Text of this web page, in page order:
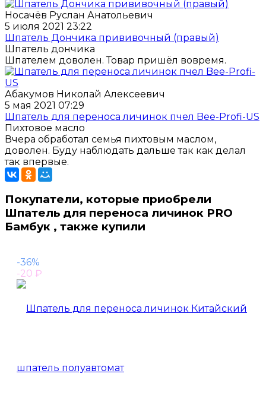
Носачёв Руслан Анатольевич
5 июля 2021 23:22
Шпатель Дончика прививочный (правый)
Шпатель дончика
Шпателем доволен. Товар пришёл вовремя.
Абакумов Николай Алексеевич
5 мая 2021 07:29
Шпатель для переноса личинок пчел Bee-Profi-US
Пихтовое масло
Вчера обработал семья пихтовым маслом,
доволен. Буду наблюдать дальше так как делал
так впервые.
Покупатели, которые приобрели
Шпатель для переноса личинок PRO
Бамбук , также купили
-36%
-20 ₽